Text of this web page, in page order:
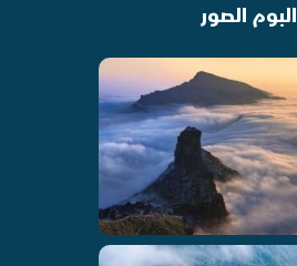
البوم الصور